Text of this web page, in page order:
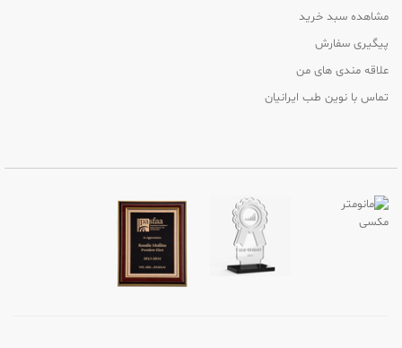
مشاهده سبد خرید
پیگیری سفارش
علاقه مندی های من
تماس با نوین طب ایرانیان